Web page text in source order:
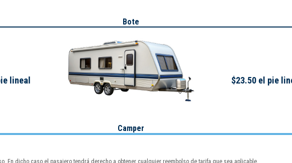
Bote
lineal
Camper
$23.50 el pie
En dicho caso el pasajero tendrá derecho a obtener cualquier reembolso de tarifa que sea aplicable.